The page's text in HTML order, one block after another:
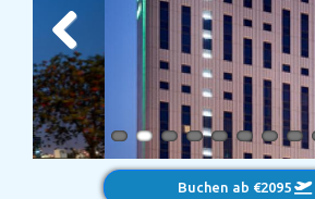
Previous
Buchen ab €2095